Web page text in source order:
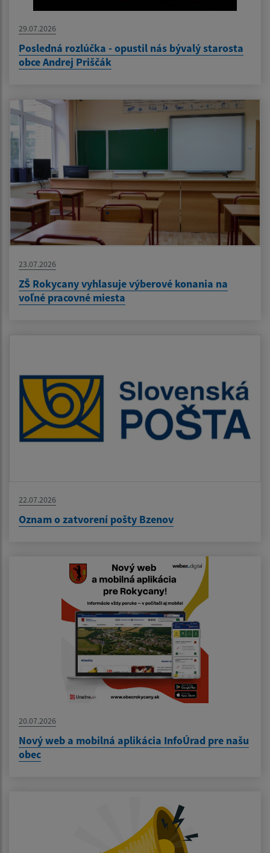
29.07.2026
Posledná rozlúčka - opustil nás bývalý starosta
obce Andrej Priščák
23.07.2026
ZŠ Rokycany vyhlasuje výberové konania na
voľné pracovné miesta
22.07.2026
Oznam o zatvorení pošty Bzenov
20.07.2026
Nový web a mobilná aplikácia InfoÚrad pre našu
obec